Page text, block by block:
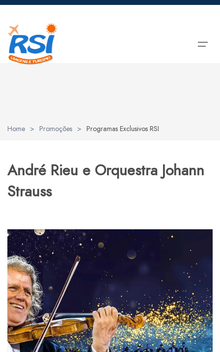
ALUGUER AUTOCARRO
CIRCUITOS E PACOTES
Home > Promoções > Programas Exclusivos RSI
André Rieu e Orquestra Johann
Strauss